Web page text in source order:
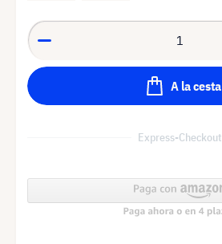
A la cesta
Express-Checkout